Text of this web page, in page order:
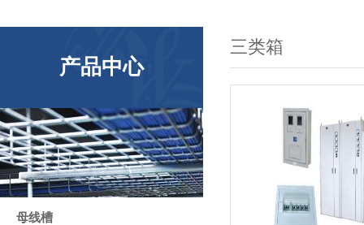
产品中心
母线槽
三类箱